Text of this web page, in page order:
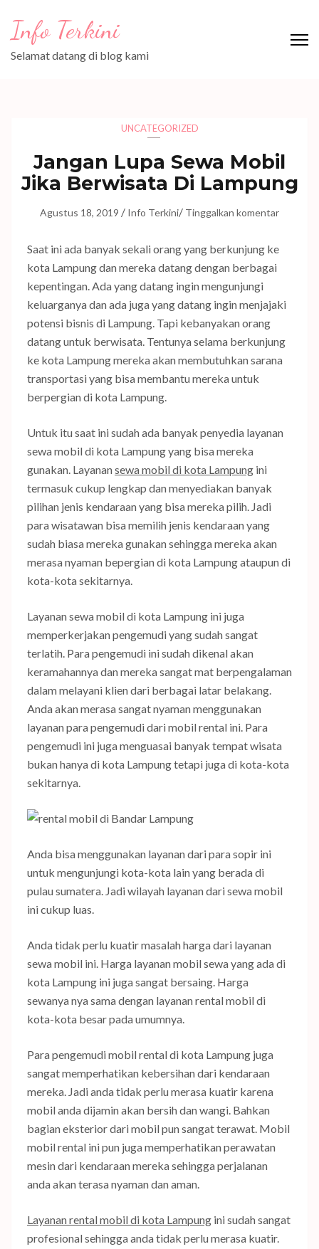
konten
(Tekan
Info Terkini
Selamat datang di blog kami
UNCATEGORIZED
Jangan Lupa Sewa Mobil
Jika Berwisata Di Lampung
Agustus 18, 2019 / Info Terkini/ Tinggalkan komentar
Saat ini ada banyak sekali orang yang berkunjung ke
kota Lampung dan mereka datang dengan berbagai
kepentingan. Ada yang datang ingin mengunjungi
keluarganya dan ada juga yang datang ingin menjajaki
potensi bisnis di Lampung. Tapi kebanyakan orang
datang untuk berwisata. Tentunya selama berkunjung
ke kota Lampung mereka akan membutuhkan sarana
transportasi yang bisa membantu mereka untuk
berpergian di kota Lampung.
Untuk itu saat ini sudah ada banyak penyedia layanan
sewa mobil di kota Lampung yang bisa mereka
gunakan. Layanansewa mobil di kota Lampung ini
termasuk cukup lengkap dan menyediakan banyak
pilihan jenis kendaraan yang bisa mereka pilih. Jadi
para wisatawan bisa memilih jenis kendaraan yang
sudah biasa mereka gunakan sehingga mereka akan
merasa nyaman bepergian di kota Lampung ataupun di
kota-kota sekitarnya.
Layanan sewa mobil di kota Lampung ini juga
memperkerjakan pengemudi yang sudah sangat
terlatih. Para pengemudi ini sudah dikenal akan
keramahannya dan mereka sangat mat berpengalaman
dalam melayani klien dari berbagai latar belakang.
Anda akan merasa sangat nyaman menggunakan
layanan para pengemudi dari mobil rental ini. Para
pengemudi ini juga menguasai banyak tempat wisata
bukan hanya di kota Lampung tetapi juga di kota-kota
sekitarnya.
Anda bisa menggunakan layanan dari para sopir ini
untuk mengunjungi kota-kota lain yang berada di
pulau sumatera. Jadi wilayah layanan dari sewa mobil
ini cukup luas.
Anda tidak perlu kuatir masalah harga dari layanan
sewa mobil ini. Harga layanan mobil sewa yang ada di
kota Lampung ini juga sangat bersaing. Harga
sewanya nya sama dengan layanan rental mobil di
kota-kota besar pada umumnya.
Para pengemudi mobil rental di kota Lampung juga
sangat memperhatikan kebersihan dari kendaraan
mereka. Jadi anda tidak perlu merasa kuatir karena
mobil anda dijamin akan bersih dan wangi. Bahkan
bagian eksterior dari mobil pun sangat terawat. Mobil
mobil rental ini pun juga memperhatikan perawatan
mesin dari kendaraan mereka sehingga perjalanan
anda akan terasa nyaman dan aman.
Layanan rental mobil di kota Lampung ini sudah sangat
profesional sehingga anda tidak perlu merasa kuatir.